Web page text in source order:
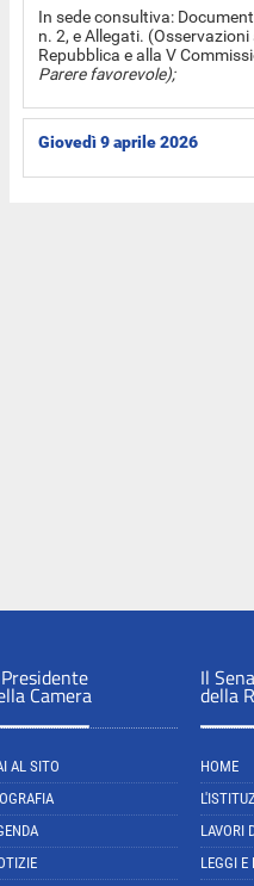
In sede consultiva:
n. 2, e Allegati.
Repubblica e alla V
Parere favorevole);
Giovedì 9 aprile 2026
Camera
AL SITO
Il
della
HOME
LAVORI
LEGGI E